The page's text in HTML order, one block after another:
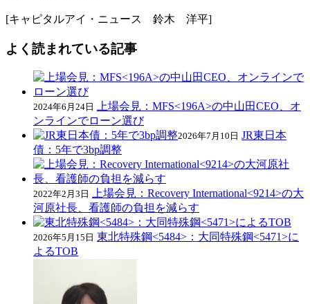
[キャピタルアイ・ニュース 鈴木 洋平]
よく読まれている記事
2024年6月24日
上場会見：MFS<196A>の中山田CEO、オ
ンラインでローン選び
2026年7月10日 JR東日本
債：5年で3bp調整
2022年2月3日
上場会見：Recovery International<9214>の大
河原社長、看護師の負担を減らす
2026年5月15日 東北特殊鋼<5484>：大同特殊鋼<5471>に
よるTOB